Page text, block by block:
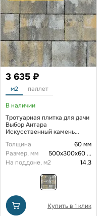
3 635 ₽
м2 паллет
В наличии
Тротуарная плитка для дачи
Выбор Антара
Искусственный камень
Толщина
60 мм
Размер, мм
500х300х60...
На поддоне, м2
14,3
Купить в 1 клик